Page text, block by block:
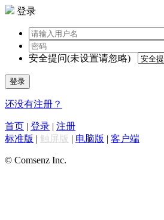
登录
安全提问(未设置请忽略)
登录
还没有注册？
首页 | 登录 | 注册
标准版 | 触屏版 | 电脑版 | 客户端
© Comsenz Inc.